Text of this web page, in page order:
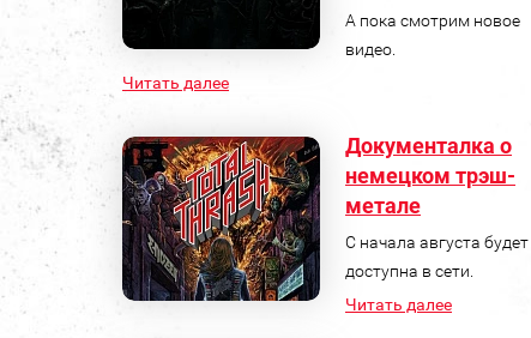
А пока смотрим новое
видео.
Читать далее
Документалка о
немецком трэш-
метале
С начала августа будет
доступна в сети.
Читать далее